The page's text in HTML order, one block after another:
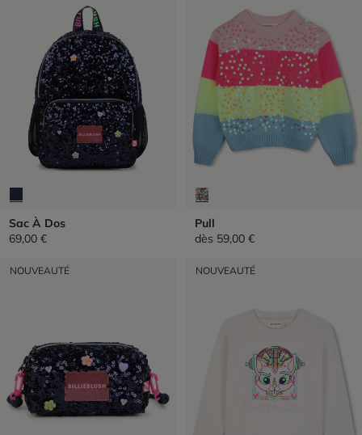
Sac À Dos
69,00 €
Pull
dès 59,00 €
NOUVEAUTÉ NOUVEAUTÉ